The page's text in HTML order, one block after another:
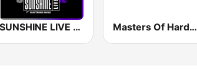
SUNSHINE LIVE - Hardtechno Masters Of Hardcore